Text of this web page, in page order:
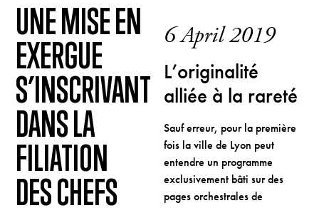
UNE MISE EN
EXERGUE
S’INSCRIVANT
DANS LA
FILIATION
DES CHEFS
6 April 2019
L’originalité
alliée à la rareté
Sauf erreur, pour la première
fois la ville de Lyon peut
entendre un programme
exclusivement bâti sur des
pages orchestrales de